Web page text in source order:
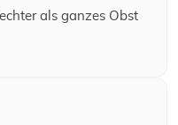
als ganzes Obst